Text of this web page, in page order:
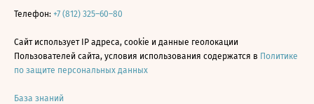
Телефон: +7 (812) 325–60–80
Сайт использует IP адреса, cookie и данные геолокации
Пользователей сайта, условия использования содержатся в Политике
по защите персональных данных
База знаний